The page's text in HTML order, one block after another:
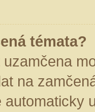
témata?
na